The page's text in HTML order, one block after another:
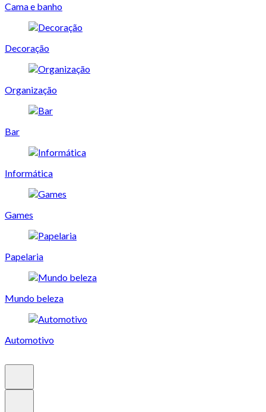
Cama e banho
Decoração
Organização
Bar
Informática
Games
Papelaria
Mundo beleza
Automotivo